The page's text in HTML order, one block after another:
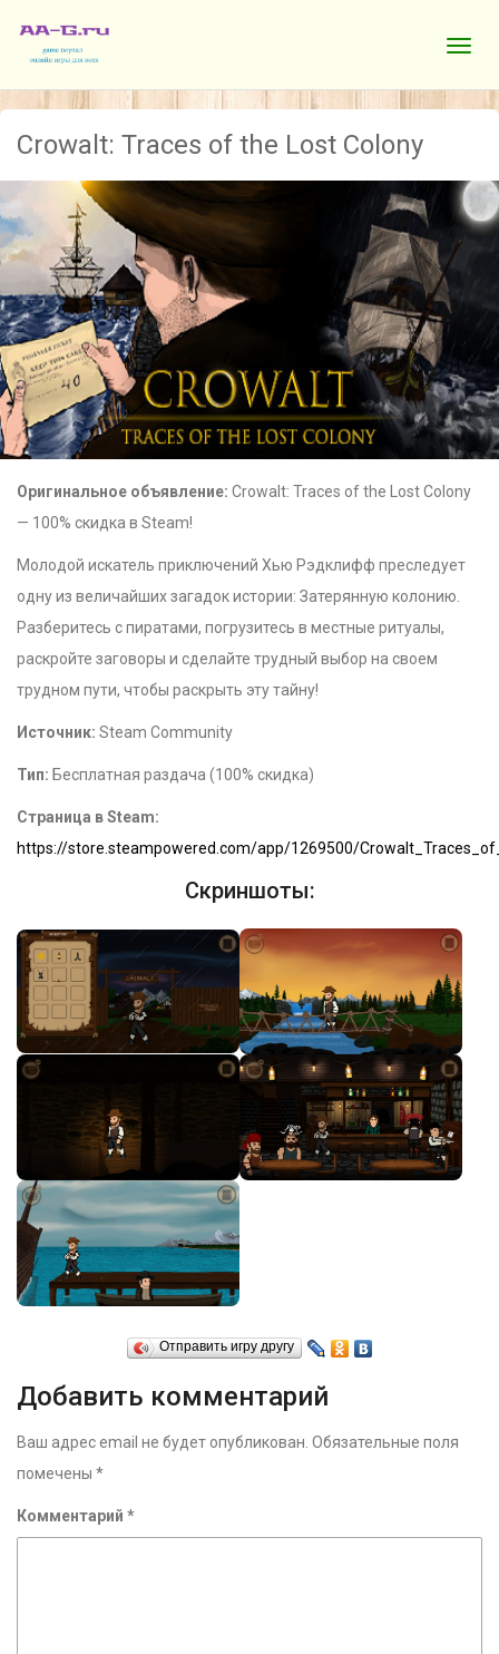
Crowalt: Traces of the Lost Colony
Оригинальное объявление: Crowalt: Traces of the Lost Colony
— 100% скидка в Steam!
Молодой искатель приключений Хью Рэдклифф преследует
одну из величайших загадок истории: Затерянную колонию.
Разберитесь с пиратами, погрузитесь в местные ритуалы,
раскройте заговоры и сделайте трудный выбор на своем
трудном пути, чтобы раскрыть эту тайну!
Источник: Steam Community
Тип: Бесплатная раздача (100% скидка)
Страница в Steam:
https://store.steampowered.com/app/1269500/
Скриншоты:
Отправить игру другу
Добавить комментарий
Ваш адрес email не будет опубликован. Обязательные поля
помечены *
Комментарий *